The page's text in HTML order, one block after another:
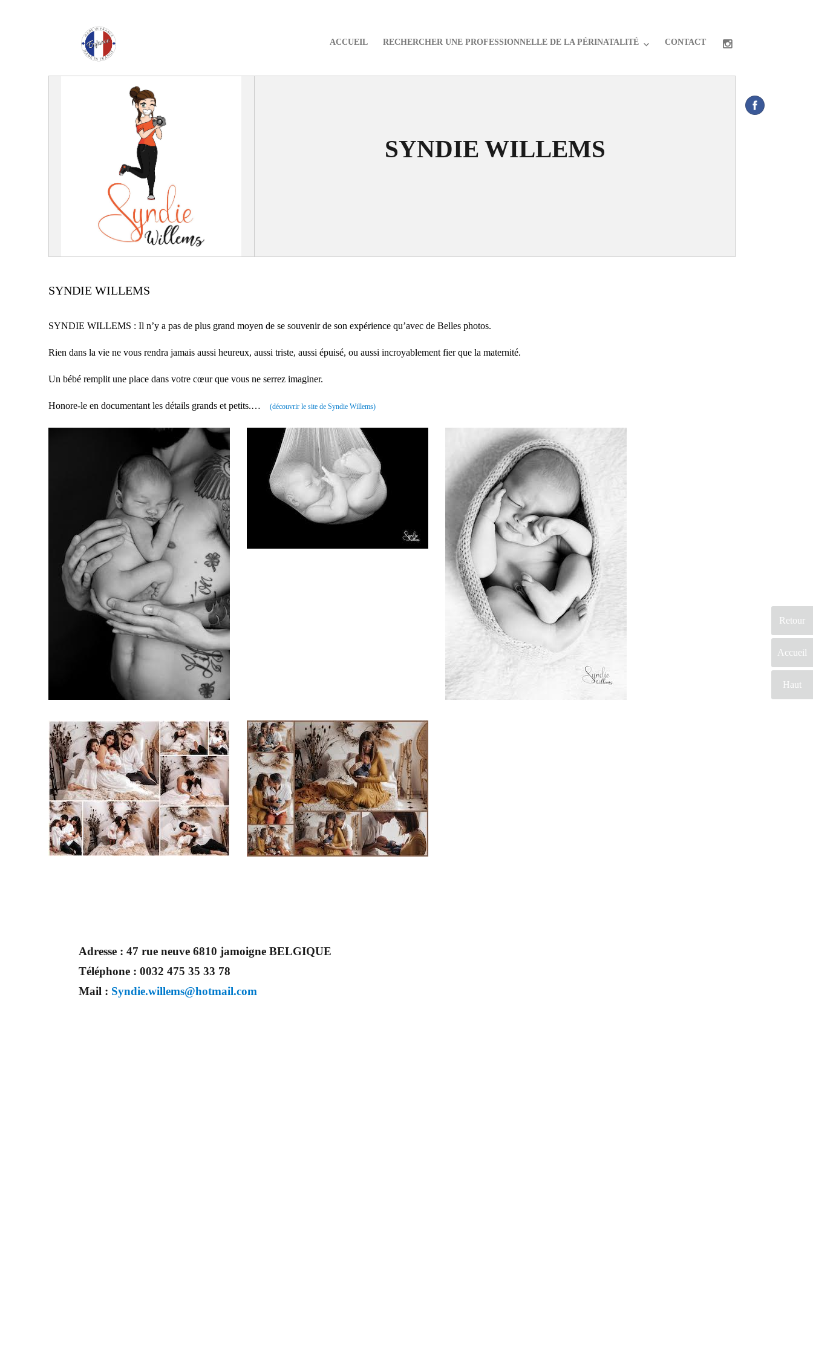
Enfance Made in France
ACCUEIL RECHERCHER UNE PROFESSIONNELLE DE LA PÉRINATALITÉ CONTACT
Retour
Accueil
Haut
SYNDIE WILLEMS
SYNDIE WILLEMS
SYNDIE WILLEMS :Il n’y a pas de plus grand moyen de se souvenir de son expérience qu’avec de Belles photos.
Rien dans la vie ne vous rendra jamais aussi heureux, aussi triste, aussi épuisé, ou aussi incroyablement fier que la maternité.
Un bébé remplit une place dans votre cœur que vous ne serrez imaginer.
Honore-le en documentant les détails grands et petits.… (découvrir le site de Syndie Willems)
Adresse :47 rue neuve 6810 jamoigne BELGIQUE
Téléphone :0032 475 35 33 78
Mail : Syndie.willems@hotmail.com